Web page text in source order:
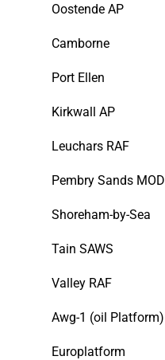
Oostende AP
Camborne
Port Ellen
Kirkwall AP
Leuchars RAF
Pembry Sands MOD
Shoreham-by-Sea
Tain SAWS
Valley RAF
Awg-1 (oil Platform)
Europlatform